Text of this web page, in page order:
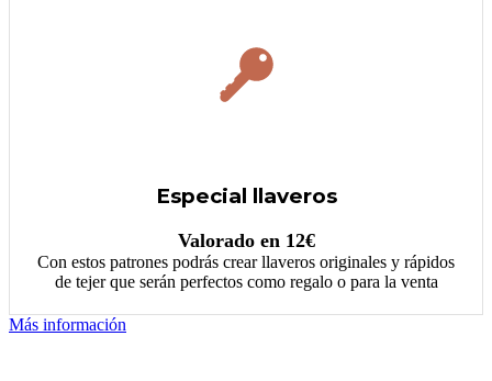
Especial llaveros
Valorado en 12€
Con estos patrones podrás crear llaveros originales y rápidos
de tejer que serán perfectos como regalo o para la venta
Más información